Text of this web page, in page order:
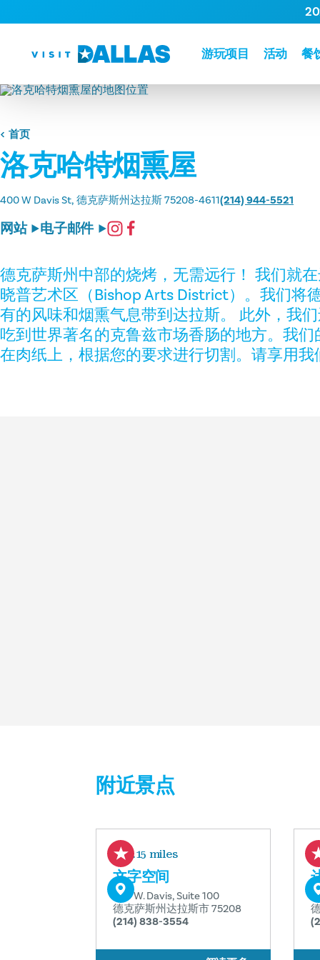
跳转到内容
游玩项目 活动 餐
首页
洛克哈特烟熏屋
400 W Davis St 德克萨斯州达拉斯 75208-4611(214) 944-5521
网站 电子邮件
德克萨斯州中部的烧烤，无需远行！ 我们就
晓普艺术区（Bishop Arts District）。我们将
有的风味和烟熏气息带到达拉斯。 此外，我
吃到世界著名的克鲁兹市场香肠的地方。我
在肉纸上，根据您的要求进行切割。请享用
附近景点
0.15 miles
文字空间
509 W. Davis, Suite 100
德克萨斯州达拉斯市 75208
(214) 838-3554